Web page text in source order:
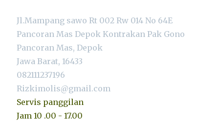
Jl.Mampang sawo Rt 002 Rw 014 No 64E
Pancoran Mas Depok Kontrakan Pak Gono
Pancoran Mas, Depok
Jawa Barat, 16433
082111237196
Rizkimolis@gmail.com
Servis panggilan
Jam 10 .00 - 17.00